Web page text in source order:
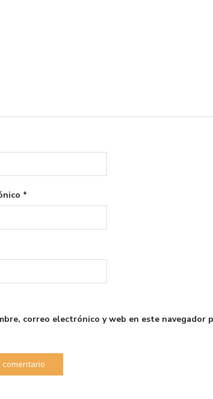
*
correo electrónico y web en este navegador